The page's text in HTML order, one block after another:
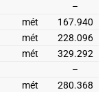
–
mét
167.940
mét
228.096
mét
329.292
–
mét
280.368